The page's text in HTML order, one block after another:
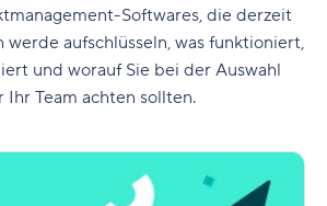
Softwares, die derzeit
werde aufschlüsseln, was funktioniert,
und worauf Sie bei der Auswahl
Team achten sollten.